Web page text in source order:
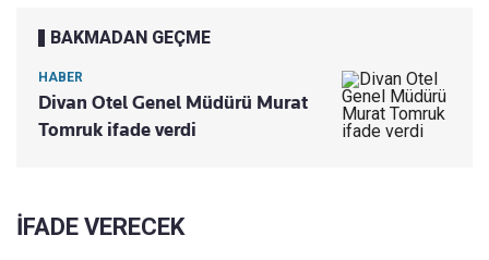
BAKMADAN GEÇME
HABER
Divan Otel Genel Müdürü Murat
Tomruk ifade verdi
İFADE VERECEK